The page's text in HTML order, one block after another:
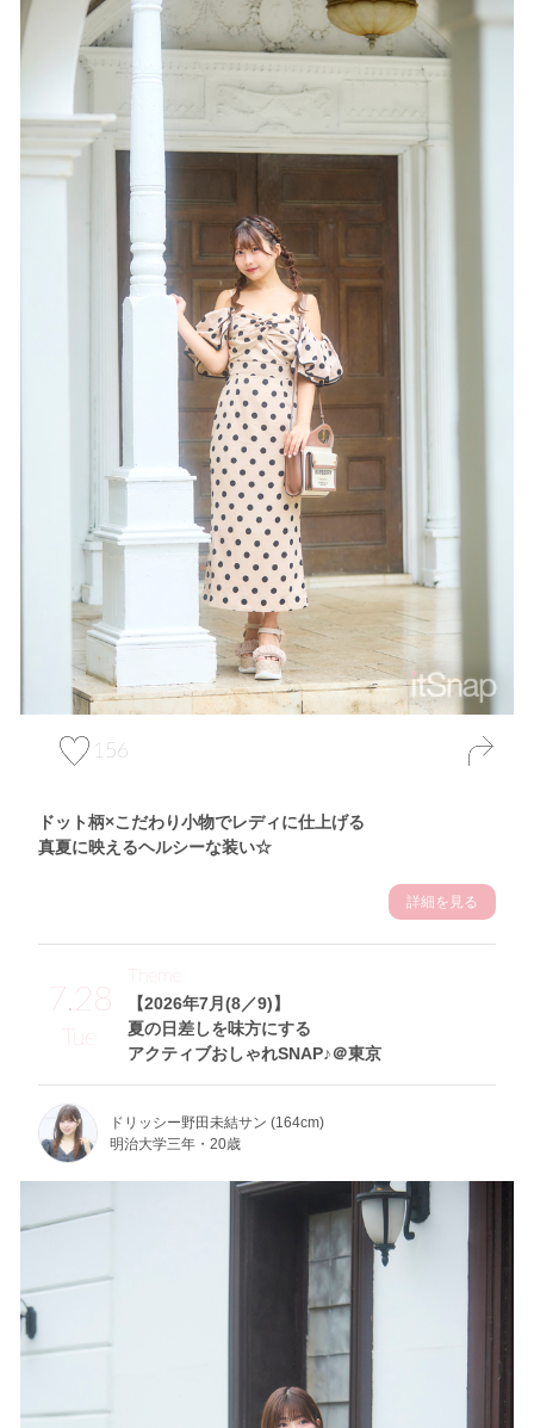
156
ドット柄×こだわり小物でレディに仕上げる
真夏に映えるヘルシーな装い☆
詳細を見る
7.28
Tue
【2026年7月(8／9)】
夏の日差しを味方にする
アクティブおしゃれSNAP♪＠東京
Theme
ドリッシー野田未結サン (164cm)
明治大学三年・20歳